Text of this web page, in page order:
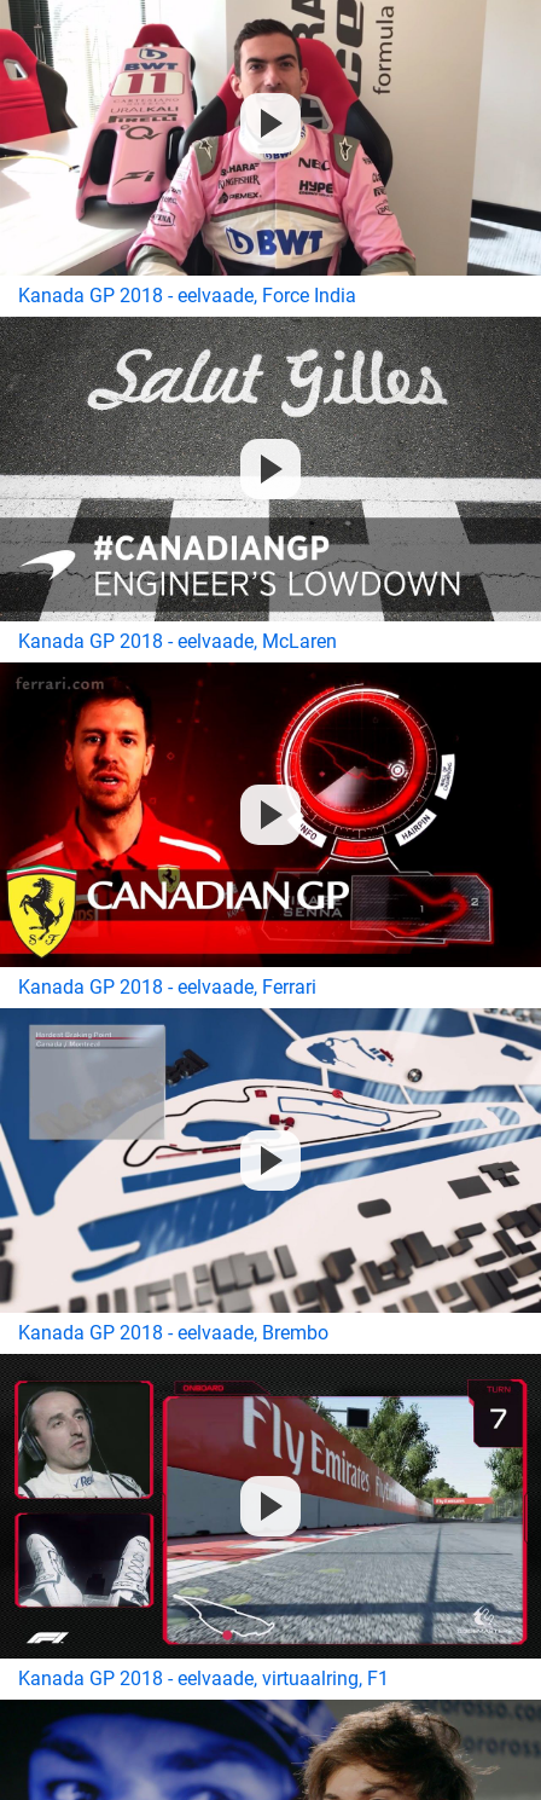
Kanada GP 2018 - eelvaade, Force India
Kanada GP 2018 - eelvaade, McLaren
Kanada GP 2018 - eelvaade, Ferrari
Kanada GP 2018 - eelvaade, Brembo
Kanada GP 2018 - eelvaade, virtuaalring, F1